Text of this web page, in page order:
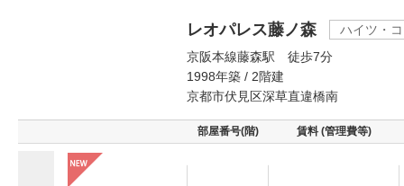
レオパレス藤ノ森
ハイツ・
京阪本線藤森駅 徒歩7分
1998年築 / 2階建
京都市伏見区深草直違橋南
部屋番号(階) 賃料 (管理費等)